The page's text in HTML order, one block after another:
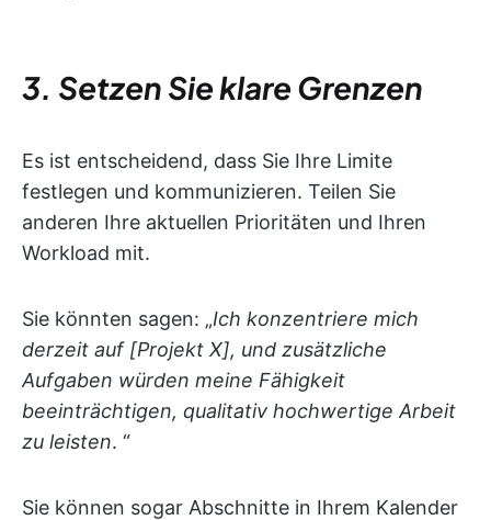
3. Setzen Sie klare Grenzen
Es ist entscheidend, dass Sie Ihre Limite
festlegen und kommunizieren. Teilen Sie
anderen Ihre aktuellen Prioritäten und Ihren
Workload mit.
Sie könnten sagen: „Ich konzentriere mich
derzeit auf [Projekt X], und zusätzliche
Aufgaben würden meine Fähigkeit
beeinträchtigen, qualitativ hochwertige Arbeit
zu leisten. “
Sie können sogar Abschnitte in Ihrem Kalender